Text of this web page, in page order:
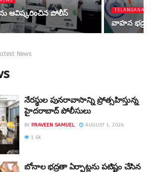
ఆవిష్కరించిన పోలీస్
TELANGANA
వాహన
News
నేరస్థుల పునరావాసాన్ని ప్రోత్సహిస్తున్న
హైదరాబాద్ పోలీసులు
BY PRAVEEN SAMUEL AUGUST 1, 2026
1.6K
బోనాల భద్రతా ఏర్పాట్లను పటిష్టం చేసిన